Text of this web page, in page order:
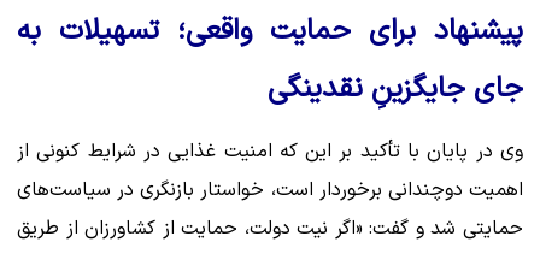
پیشنهاد برای حمایت واقعی؛ تسهیلات به
جای جایگزینِ نقدینگی
وی در پایان با تأکید بر این که امنیت غذایی در شرایط کنونی از
اهمیت دوچندانی برخوردار است، خواستار بازنگری در سیاست‌های
حمایتی شد و گفت: «اگر نیت دولت، حمایت از کشاورزان از طریق